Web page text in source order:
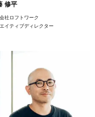
修平
社ロフトワーク
イティブディレクター